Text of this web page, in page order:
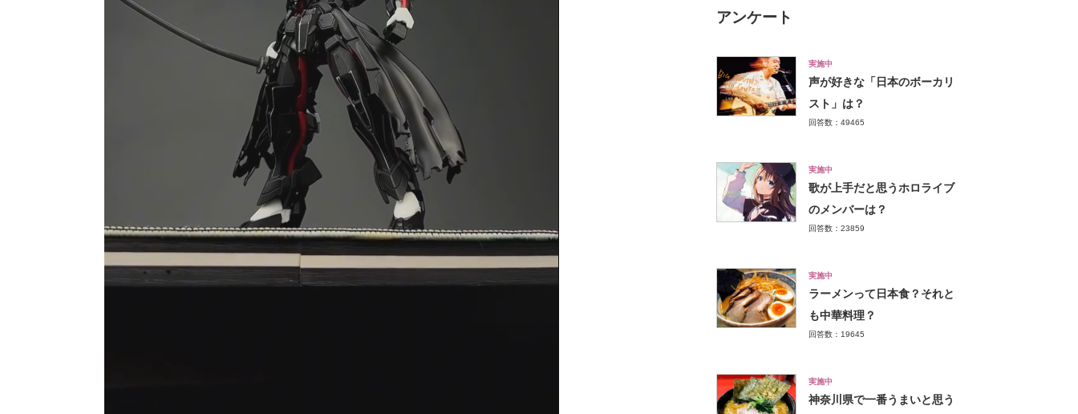
アンケート
実施中
声が好きな「日本のボーカリ
スト」は？
回答数：49465
実施中
歌が上手だと思うホロライブ
のメンバーは？
回答数：23859
実施中
ラーメンって日本食？それと
も中華料理？
回答数：19645
実施中
神奈川県で一番うまいと思う